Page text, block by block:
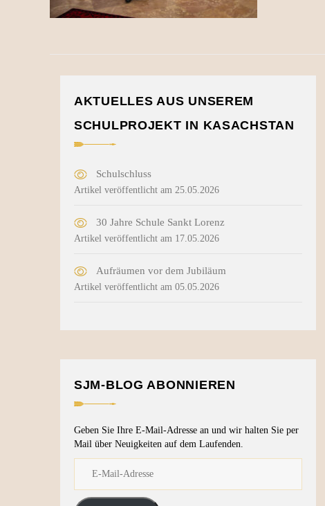
AKTUELLES AUS UNSEREM
SCHULPROJEKT IN KASACHSTAN
Schulschluss
Artikel veröffentlicht am 25.05.2026
30 Jahre Schule Sankt Lorenz
Artikel veröffentlicht am 17.05.2026
Aufräumen vor dem Jubiläum
Artikel veröffentlicht am 05.05.2026
SJM-BLOG ABONNIEREN
Geben Sie Ihre E-Mail-Adresse an und wir halten Sie per
Mail über Neuigkeiten auf dem Laufenden.